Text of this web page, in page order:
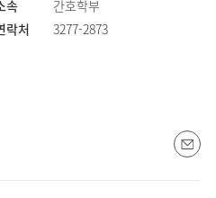
속
간호학부
락처
3277-2873